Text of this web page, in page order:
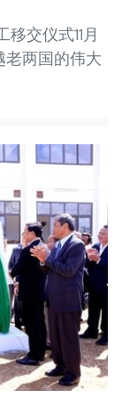
交仪式11月
老两国的伟大